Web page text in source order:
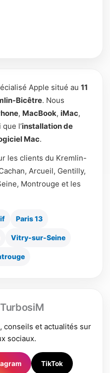
Apple situé au 11
Bicêtre. Nous
, MacBook, iMac,
que l’installation de
Mac.
les clients du Kremlin-
Arcueil, Gentilly,
Montrouge et les
Paris 13
Vitry-sur-Seine
conseils et actualités sur
sociaux.
TikTok